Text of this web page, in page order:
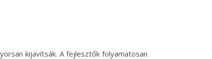
kijavítsák. A fejlesztők folyamatosan